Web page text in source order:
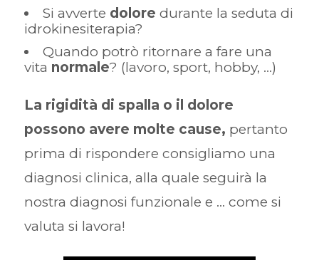
Si avverte dolore durante la seduta di
idrokinesiterapia?
Quando potrò ritornare a fare una
vita normale? (lavoro, sport, hobby, ...)
La rigidità di spalla o il dolore
possono avere molte cause, pertanto
prima di rispondere consigliamo una
diagnosi clinica, alla quale seguirà la
nostra diagnosi funzionale e ... come si
valuta si lavora!